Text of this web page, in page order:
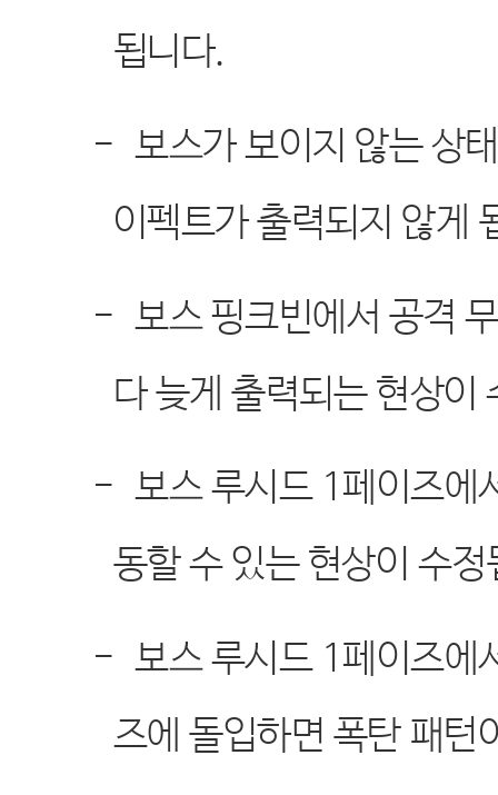
됩니다.
- 보스가 보이지 않는 상
이펙트가 출력되지 않게
- 보스 핑크빈에서 공격
다 늦게 출력되는 현상이
- 보스 루시드 1페이즈에
동할 수 있는 현상이 수정
- 보스 루시드 1페이즈에
즈에 돌입하면 폭탄 패턴